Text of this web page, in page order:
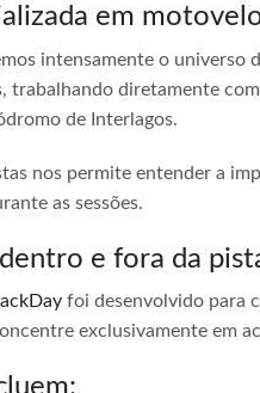
em
intensamente o universo
trabalhando diretamente
de Interlagos.
nos permite entender a
as sessões.
e fora da
foi desenvolvido para
exclusivamente em